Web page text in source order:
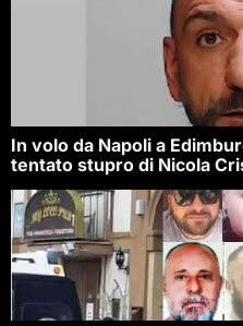
In volo da Napoli a
tentato stupro di Nicola